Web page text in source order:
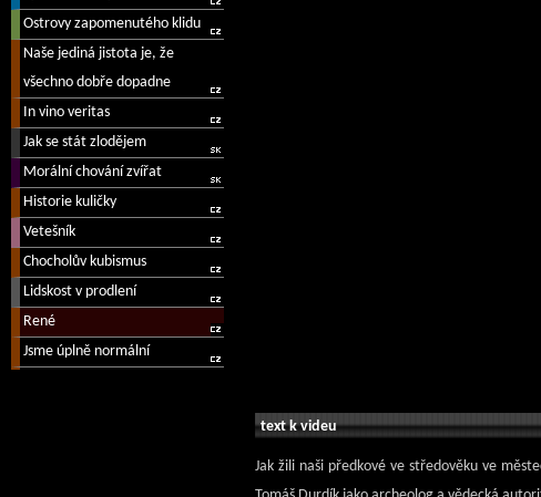
text k videu
Jak žili naši předkové ve středověku ve